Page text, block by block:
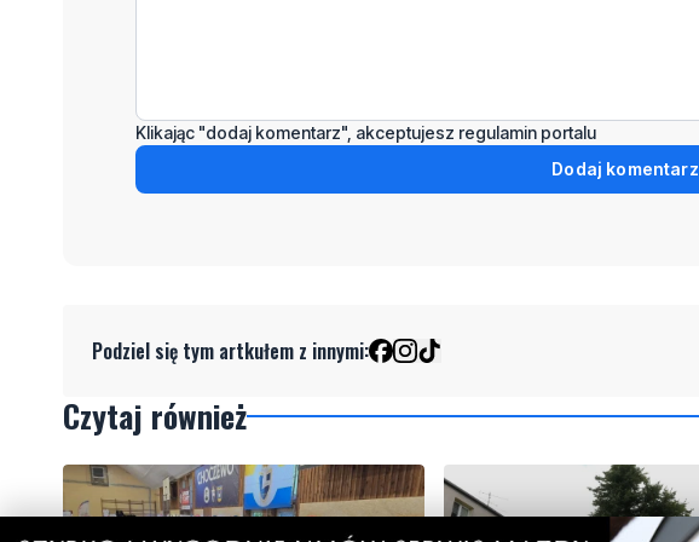
Klikając "dodaj komentarz", akceptujesz regulamin portalu
Dodaj komentarz
Podziel się tym artkułem z innymi:
Czytaj również